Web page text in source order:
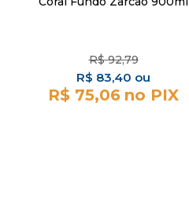
R$ 92,79
R$ 83,40
R$ 75,06